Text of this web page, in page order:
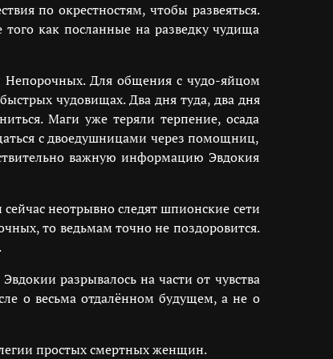
по окрестностям, чтобы развеяться.
как посланные на разведку чудища
Непорочных. Для общения с чудо-яйцом
чудовищах. Два дня туда, два дня
Маги уже теряли терпение, осада
с двоедушницами через помощниц,
важную информацию Эвдокия
неотрывно следят шпионские сети
то ведьмам точно не поздоровится.
разрывалось на части от чувства
о весьма отдалённом будущем, а не о
простых смертных женщин.